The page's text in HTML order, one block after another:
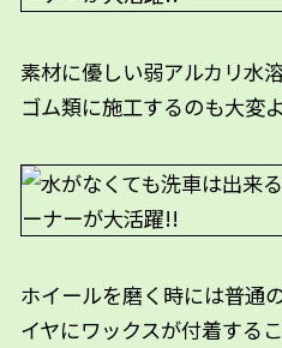
素材に優しい弱アルカリ水
ゴム類に施工するのも大変
ホイールを磨く時には普通
イヤにワックスが付着する